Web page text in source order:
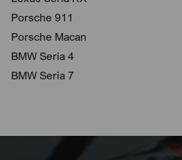
Porsche 911
Porsche Macan
BMW Seria 4
BMW Seria 7